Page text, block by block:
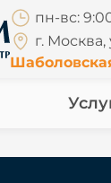
пн-вс:
г.